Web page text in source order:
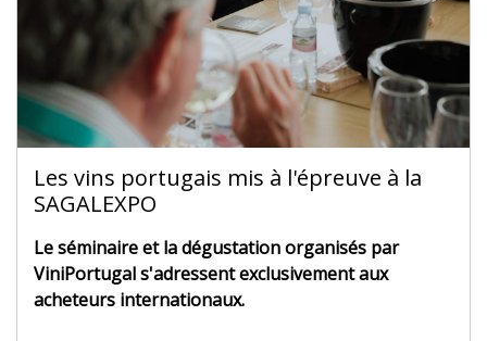
Les vins portugais mis à l'épreuve à la
SAGALEXPO
Le séminaire et la dégustation organisés par
ViniPortugal s'adressent exclusivement aux
acheteurs internationaux.